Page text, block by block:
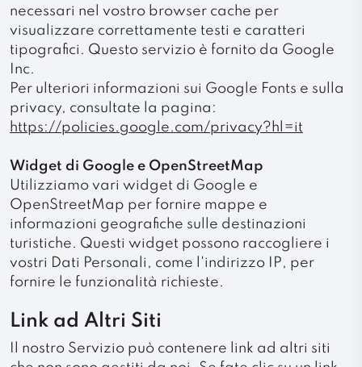
necessari nel vostro browser cache per
visualizzare correttamente testi e caratteri
tipografici. Questo servizio è fornito da Google
Inc.
Per ulteriori informazioni sui Google Fonts e sulla
privacy, consultate la pagina:
https://policies.google.com/privacy?hl=it
Widget di Google e OpenStreetMap
Utilizziamo vari widget di Google e
OpenStreetMap per fornire mappe e
informazioni geografiche sulle destinazioni
turistiche. Questi widget possono raccogliere i
vostri Dati Personali, come l'indirizzo IP, per
fornire le funzionalità richieste.
Link ad Altri Siti
Il nostro Servizio può contenere link ad altri siti